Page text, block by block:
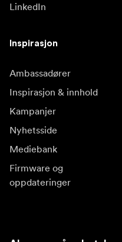
LinkedIn
Inspirasjon
Ambassadører
Inspirasjon & innhold
Kampanjer
Nyhetsside
Mediebank
Firmware og
oppdateringer